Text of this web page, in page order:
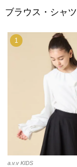
ブラウス・シャ
1
a.v.v KIDS